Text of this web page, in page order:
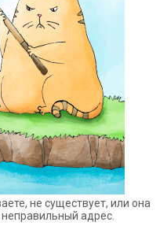
не существует, или она
адрес.